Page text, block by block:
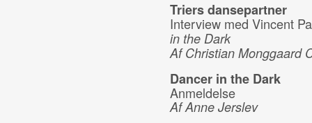
Triers dansepartner
Interview med Vincent
in the Dark
Af Christian Monggaard
Dancer in the Dark
Anmeldelse
Af Anne Jerslev